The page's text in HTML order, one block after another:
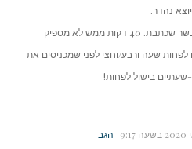
נהדר.
מה שכן, ראוי לתקן את זמן בישול הבשר שכתבת. 40 דקות ממש לא מספיק
שעה ורבע/וחצי לפני שמכניסים את
בישול לפחות!
הגב